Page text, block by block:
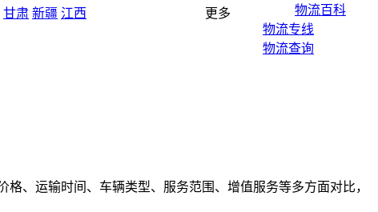
物流百科
物流专线
物流查询
甘肃 新疆 江西
更多
、运输时间、车辆类型、服务范围、增值服务等多方面对比，